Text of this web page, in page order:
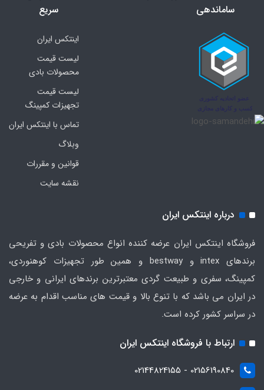
ساماندهی
سریع
اینتکس ایران
لیست قیمت
محصولات بادی
لیست قیمت
تجهیزات کمپینگ
تماس با اینتکس ایران
وبلاگ
قوانین و مقررات
نقشه سایت
درباره اینتکس ایران
فروشگاه اینتکس ایران عرضه کننده انواع محصولات بادی و تفریحی
برندهای intex و bestway و همین طور تجهیزات کوهنوردی،
کمپینگ، سفری و طبیعت گردی معتبرترین برندهای ایرانی و خارجی
در ایران می باشد که با تنوع بالا و قیمت های مناسب اقدام به عرضه
در سراسر کشور کرده است.
ارتباط با فروشگاه اینتکس ایران
02156190840 - 02144824155